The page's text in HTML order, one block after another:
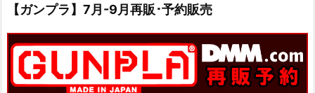
【ガンプラ】7月-9月再販･予約販売